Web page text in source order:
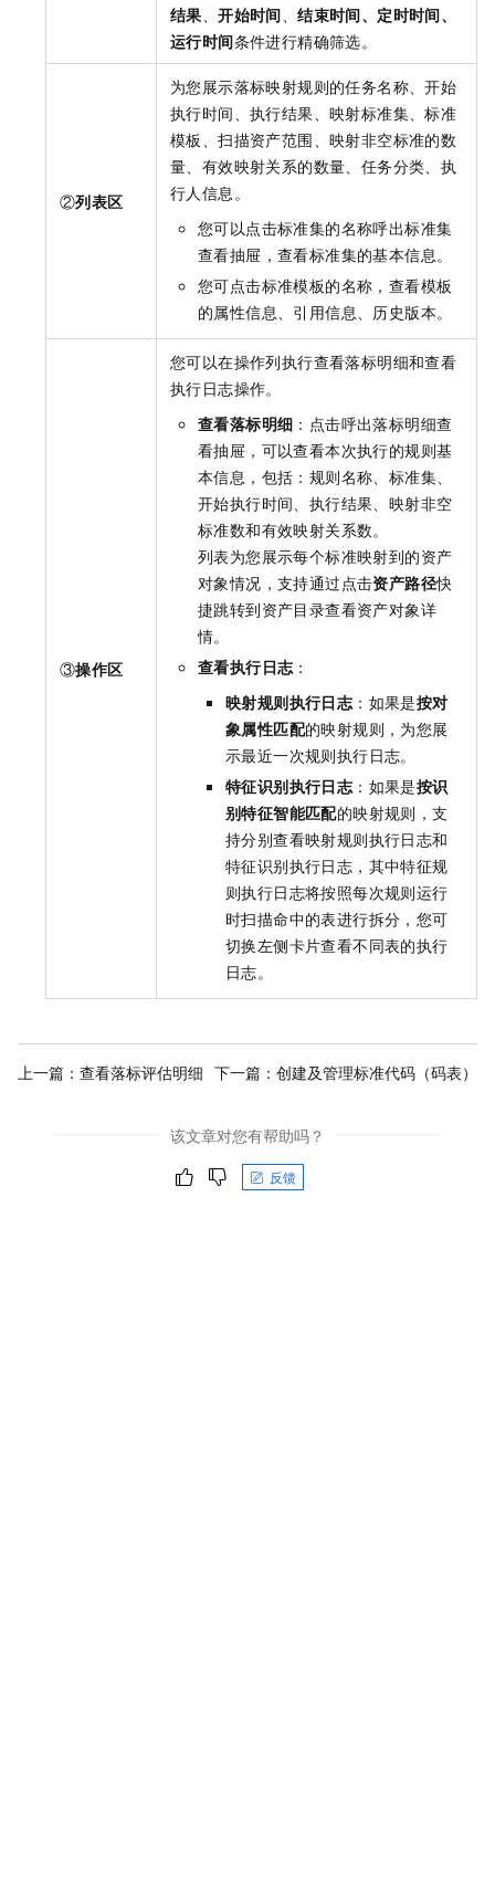
结果 、开始时间 、结束时间、定时时间、
运行时间条件进行精确筛选。
②列表区
为您展示落标映射规则的任务名称、开始
执行时间、执行结果、映射标准集、标准
模板、扫描资产范围、映射非空标准的数
量、有效映射关系的数量、任务分类、执
行人信息。
您可以点击标准集的名称呼出标准集
查看抽屉，查看标准集的基本信息。
您可点击标准模板的名称，查看模板
的属性信息、引用信息、历史版本。
③操作区
您可以在操作列执行查看落标明细和查看
执行日志操作。
查看落标明细 ：点击呼出落标明细查
看抽屉，可以查看本次执行的规则基
本信息，包括：规则名称、标准集、
开始执行时间、执行结果、映射非空
标准数和有效映射关系数。
列表为您展示每个标准映射到的资产
对象情况，支持通过点击资产路径快
捷跳转到资产目录查看资产对象详
情。
查看执行日志 ：
映射规则执行日志 ：如果是按对
象属性匹配的映射规则，为您展
示最近一次规则执行日志。
特征识别执行日志 ：如果是按识
别特征智能匹配的映射规则，支
持分别查看映射规则执行日志和
特征识别执行日志，其中特征规
则执行日志将按照每次规则运行
时扫描命中的表进行拆分，您可
切换左侧卡片查看不同表的执行
日志。
上一篇： 查看落标评估明细 下一篇： 创建及管理标准代码（码表）
该文章对您有帮助吗？
反馈